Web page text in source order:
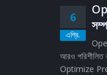
6
এপ্রি.
আরও পরিশীলিত
Optimize